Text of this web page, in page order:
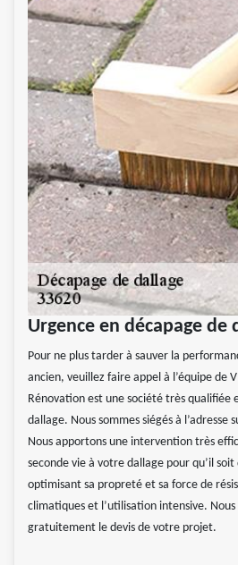
Urgence en décapage de
Pour ne plus tarder à sauver la
ancien, veuillez faire appel à l’équipe de
Rénovation est une société très qualifiée
dallage. Nous sommes siégés à l’adresse
Nous apportons une intervention très
seconde vie à votre dallage pour qu’il
optimisant sa propreté et sa force de
climatiques et l’utilisation intensive.
gratuitement le devis de votre projet.